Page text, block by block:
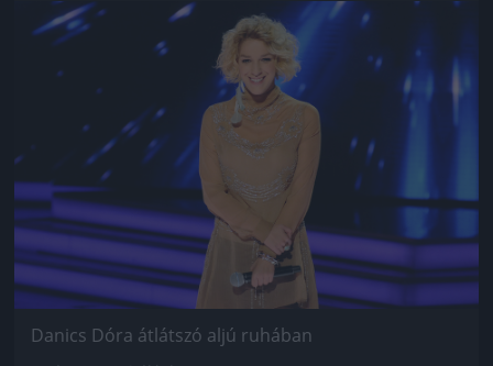
Jön még kép!
Danics Dóra átlátszó aljú ruhában